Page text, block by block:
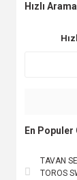
Hızlı Arama
En Populer
TAVAN
TOROS